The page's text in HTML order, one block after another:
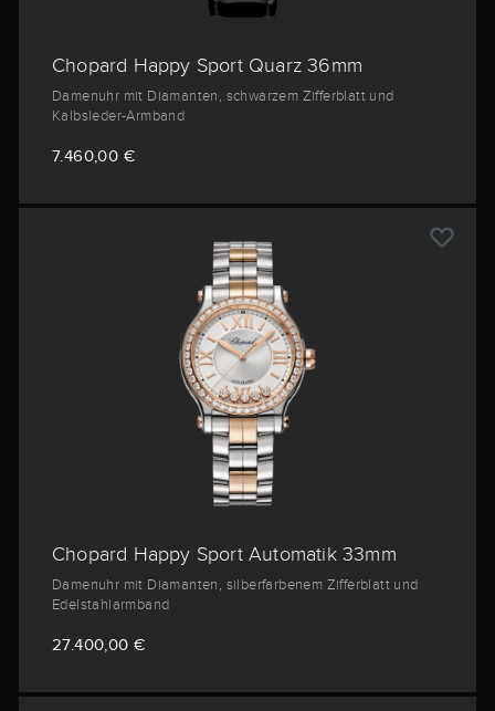
Chopard Happy Sport Quarz 36mm
Damenuhr mit Diamanten, schwarzem Zifferblatt und
Kalbsleder-Armband
7.460,00 €
Chopard Happy Sport Automatik 33mm
Damenuhr mit Diamanten, silberfarbenem Zifferblatt und
Edelstahlarmband
27.400,00 €